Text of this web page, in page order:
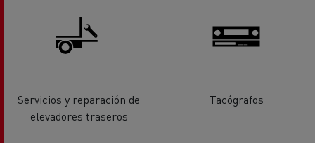
Servicios y reparación de
elevadores traseros
Tacógrafos